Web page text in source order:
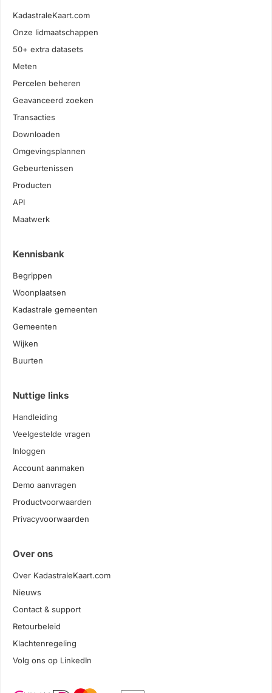
KadastraleKaart.com
Onze lidmaatschappen
50+ extra datasets
Meten
Percelen beheren
Geavanceerd zoeken
Transacties
Downloaden
Omgevingsplannen
Gebeurtenissen
Producten
API
Maatwerk
Kennisbank
Begrippen
Woonplaatsen
Kadastrale gemeenten
Gemeenten
Wijken
Buurten
Nuttige links
Handleiding
Veelgestelde vragen
Inloggen
Account aanmaken
Demo aanvragen
Productvoorwaarden
Privacyvoorwaarden
Over ons
Over KadastraleKaart.com
Nieuws
Contact & support
Retourbeleid
Klachtenregeling
Volg ons op LinkedIn